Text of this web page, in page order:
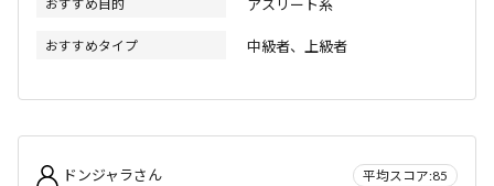
おすすめ目的 アスリート系
おすすめタイプ 中級者、上級者
ドンジャラさん
平均スコア:85